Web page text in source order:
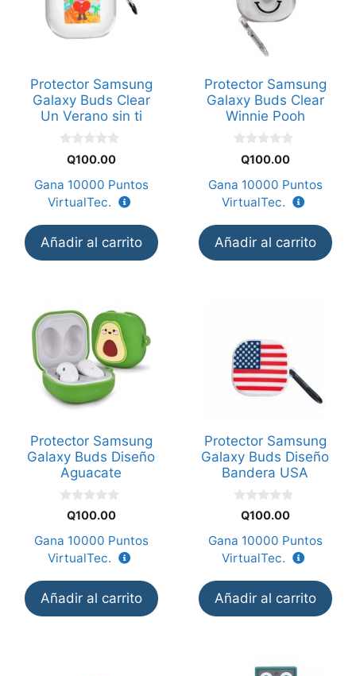
Protector Samsung
Galaxy Buds Clear
Un Verano sin ti
5
Q100.00
Gana 10000 Puntos
VirtualTec.
Añadir al carrito
Protector Samsung
Galaxy Buds Clear
Winnie Pooh
5
Q100.00
Gana 10000 Puntos
VirtualTec.
Añadir al carrito
Protector Samsung
Galaxy Buds Diseño
Aguacate
5
Q100.00
Gana 10000 Puntos
VirtualTec.
Añadir al carrito
Protector Samsung
Galaxy Buds Diseño
Bandera USA
5
Q100.00
Gana 10000 Puntos
VirtualTec.
Añadir al carrito